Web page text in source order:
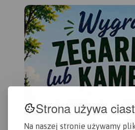
Strona używa
Na naszej stronie używamy